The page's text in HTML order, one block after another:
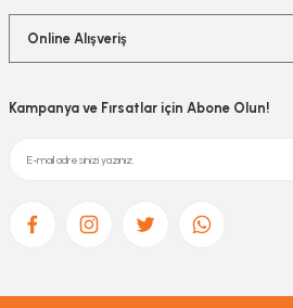
Online Alışveriş
Kampanya ve Fırsatlar için Abone Olun!